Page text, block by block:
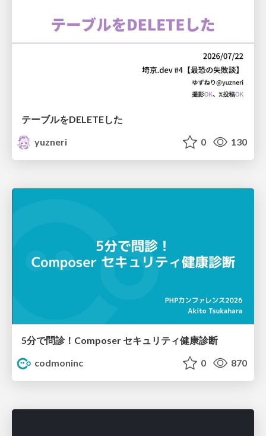
テーブルをDELETEした
yuzneri
0 130
5分で問診！Composer セキュリティ健康診断
codmoninc
0 870